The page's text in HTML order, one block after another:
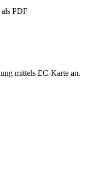
PDF
mittels EC-Karte an.